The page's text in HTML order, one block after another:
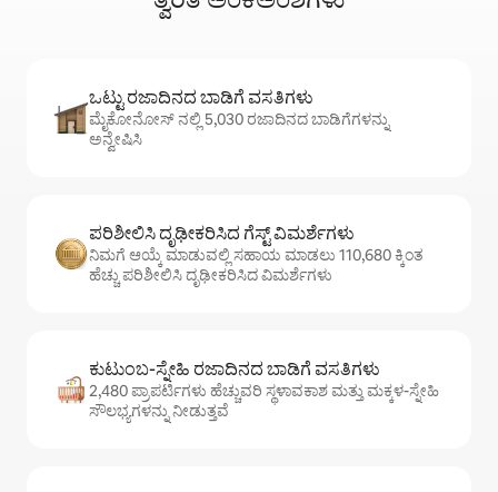
ಒಟ್ಟು ರಜಾದಿನದ ಬಾಡಿಗೆ ವಸತಿಗಳು
ಮೈಕೋನೋಸ್ ನಲ್ಲಿ 5,030 ರಜಾದಿನದ ಬಾಡಿಗೆಗಳನ್ನು
ಅನ್ವೇಷಿಸಿ
ಪರಿಶೀಲಿಸಿ ದೃಢೀಕರಿಸಿದ ಗೆಸ್ಟ್ ವಿಮರ್ಶೆಗಳು
ನಿಮಗೆ ಆಯ್ಕೆ ಮಾಡುವಲ್ಲಿ ಸಹಾಯ ಮಾಡಲು 110,680 ಕ್ಕಿಂತ
ಹೆಚ್ಚು ಪರಿಶೀಲಿಸಿ ದೃಢೀಕರಿಸಿದ ವಿಮರ್ಶೆಗಳು
ಕುಟುಂಬ-ಸ್ನೇಹಿ ರಜಾದಿನದ ಬಾಡಿಗೆ ವಸತಿಗಳು
2,480 ಪ್ರಾಪರ್ಟಿಗಳು ಹೆಚ್ಚುವರಿ ಸ್ಥಳಾವಕಾಶ ಮತ್ತು ಮಕ್ಕಳ-ಸ್ನೇಹಿ
ಸೌಲಭ್ಯಗಳನ್ನು ನೀಡುತ್ತವೆ